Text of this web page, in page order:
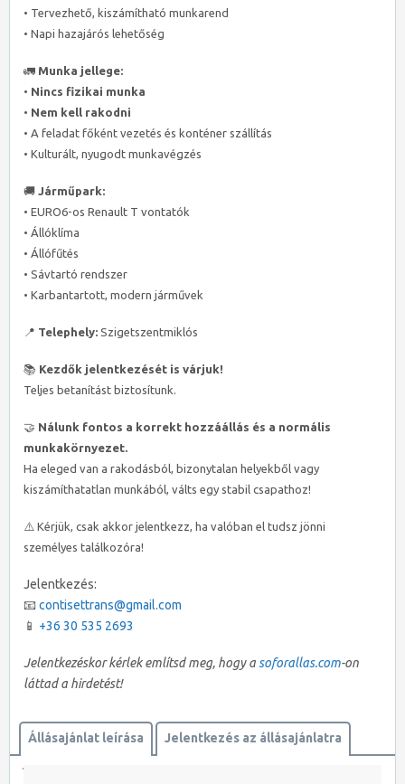
• Tervezhető, kiszámítható munkarend
• Napi hazajárós lehetőség
🚛 Munka jellege:
• Nincs fizikai munka
• Nem kell rakodni
• A feladat főként vezetés és konténer szállítás
• Kulturált, nyugodt munkavégzés
🚚 Járműpark:
• EURO6-os Renault T vontatók
• Állóklíma
• Állófűtés
• Sávtartó rendszer
• Karbantartott, modern járművek
📍 Telephely: Szigetszentmiklós
📚 Kezdők jelentkezését is várjuk!
Teljes betanítást biztosítunk.
🤝 Nálunk fontos a korrekt hozzáállás és a normális
munkakörnyezet.
Ha eleged van a rakodásból, bizonytalan helyekből vagy
kiszámíthatatlan munkából, válts egy stabil csapathoz!
⚠️ Kérjük, csak akkor jelentkezz, ha valóban el tudsz jönni
személyes találkozóra!
Jelentkezés:
📧 contisettrans@gmail.com
📱 +36 30 535 2693
Jelentkezéskor kérlek említsd meg, hogy a soforallas.com-on
láttad a hirdetést!
Állásajánlat leírása Jelentkezés az állásajánlatra
Térkép megtekintése